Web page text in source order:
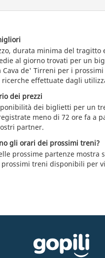
durata minima del tragitto
al giorno trovati per un
Cava de' Tirreni per i
effettuate dagli
dei prezzi
dei biglietti per un
meno di 72 ore fa a
partner.
gli orari dei prossimi treni?
prossime partenze mostra
treni disponibili per